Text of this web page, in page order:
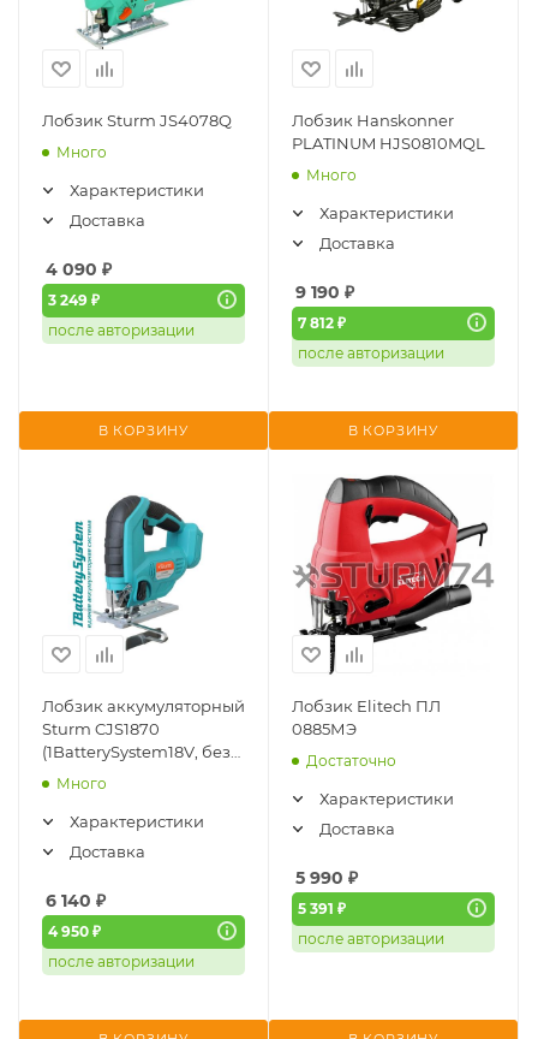
Лобзик Sturm JS4078Q
Много
Характеристики
Доставка
4 090 ₽
3 249 ₽
после авторизации
В КОРЗИНУ
Лобзик Hanskonner
PLATINUM HJS0810MQL
Много
Характеристики
Доставка
9 190 ₽
7 812 ₽
после авторизации
В КОРЗИНУ
Лобзик аккумуляторный
Sturm CJS1870
(1BatterySystem18V, без
АКБ и ЗУ)
Много
Характеристики
Доставка
6 140 ₽
4 950 ₽
после авторизации
Лобзик Elitech ПЛ
0885МЭ
Достаточно
Характеристики
Доставка
5 990 ₽
5 391 ₽
после авторизации